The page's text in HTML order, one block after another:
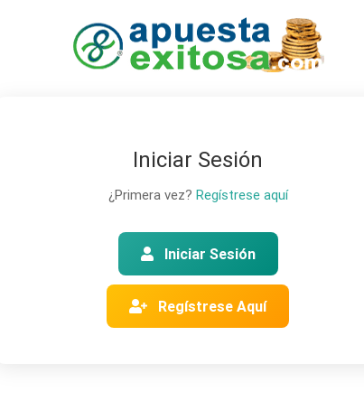
Iniciar Sesión
¿Primera vez? Regístrese aquí
Iniciar Sesión
Regístrese Aquí